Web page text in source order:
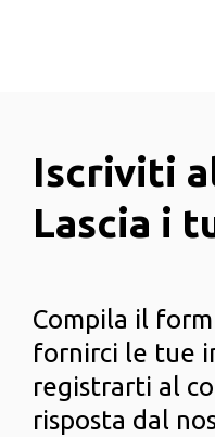
Iscriviti
Lascia i
Compila il
fornirci le tue
registrarti al
risposta dal